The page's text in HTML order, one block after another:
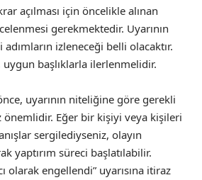
açılması için öncelikle alınan
gerekmektedir. Uyarının
izleneceği belli olacaktır.
uygun başlıklarla ilerlenmelidir.
uyarının niteliğine göre gerekli
önemlidir. Eğer bir kişiyi veya kişileri
sergilediyseniz, olayın
yaptırım süreci başlatılabilir.
olarak engellendi” uyarısına itiraz